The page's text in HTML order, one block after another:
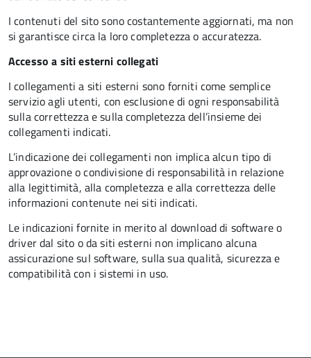
I contenuti del sito sono costantemente aggiornati, ma non
si garantisce circa la loro completezza o accuratezza.
Accesso a siti esterni collegati
I collegamenti a siti esterni sono forniti come semplice
servizio agli utenti, con esclusione di ogni responsabilità
sulla correttezza e sulla completezza dell’insieme dei
collegamenti indicati.
L’indicazione dei collegamenti non implica alcun tipo di
approvazione o condivisione di responsabilità in relazione
alla legittimità, alla completezza e alla correttezza delle
informazioni contenute nei siti indicati.
Le indicazioni fornite in merito al download di software o
driver dal sito o da siti esterni non implicano alcuna
assicurazione sul software, sulla sua qualità, sicurezza e
compatibilità con i sistemi in uso.